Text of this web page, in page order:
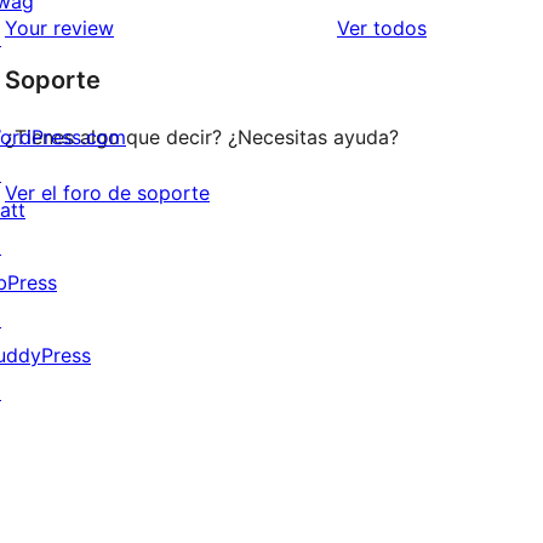
estrellas
de
estrellas
Your review Ver todoslos
Soporte
¿Tienes algo que decir? ¿Necesitas ayuda?
Ver el foro de soporte